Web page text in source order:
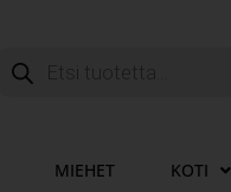
MIEHET KOTI